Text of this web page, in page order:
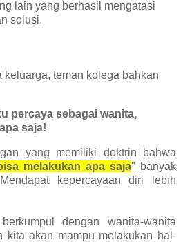
lain yang berhasil mengatasi
solusi.
keluarga, teman kolega bahkan
percaya sebagai wanita,
saja!
yang memiliki doktrin bahwa
melakukan apa saja" banyak
kepercayaan diri lebih
dengan wanita-wanita
kita akan mampu melakukan hal-